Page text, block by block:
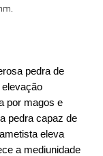
pedra de
elevação
por magos e
pedra capaz de
eleva
a mediunidade